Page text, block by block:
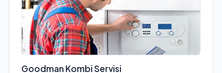
Goodman Kombi Servisi